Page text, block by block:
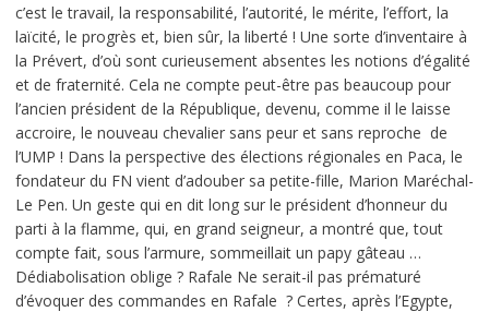
c’est le travail, la responsabilité, l’autorité, le mérite, l’effort, la
laïcité, le progrès et, bien sûr, la liberté ! Une sorte d’inventaire à
la Prévert, d’où sont curieusement absentes les notions d’égalité
et de fraternité. Cela ne compte peut-être pas beaucoup pour
l’ancien président de la République, devenu, comme il le laisse
accroire, le nouveau chevalier sans peur et sans reproche de
l’UMP ! Dans la perspective des élections régionales en Paca, le
fondateur du FN vient d’adouber sa petite-fille, Marion Maréchal-
Le Pen. Un geste qui en dit long sur le président d’honneur du
parti à la flamme, qui, en grand seigneur, a montré que, tout
compte fait, sous l’armure, sommeillait un papy gâteau …
Dédiabolisation oblige ? Rafale Ne serait-il pas prématuré
d’évoquer des commandes en Rafale ? Certes, après l’Egypte,